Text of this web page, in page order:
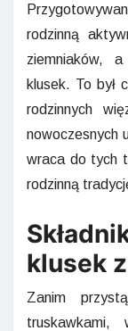
rodzinną
ziemniaków,
klusek. To był
rodzinnych
nowoczesnych
wraca do tych
rodzinną
klusek
Zanim
truskawkami,